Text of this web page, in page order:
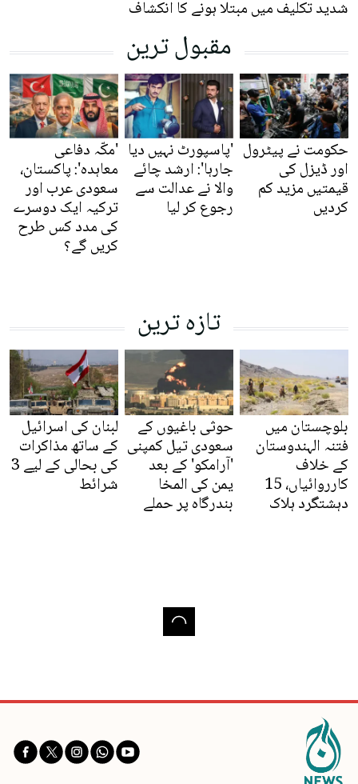
شدید تکلیف میں مبتلا ہونے کا انکشاف
مقبول ترین
حکومت نے پیٹرول
اور ڈیزل کی
قیمتیں مزید کم
کردیں
'پاسپورٹ نہیں دیا
جارہا': ارشد چائے
والا نے عدالت سے
رجوع کر لیا
'مکّہ دفاعی
معاہدہ': پاکستان،
سعودی عرب اور
ترکیہ ایک دوسرے
کی مدد کس طرح
کریں گے؟
تازہ ترین
بلوچستان میں
فتنہ الہندوستان
کے خلاف
کارروائیاں، 15
دہشتگرد ہلاک
حوثی باغیوں کے
سعودی تیل کمپنی
'آرامکو' کے بعد
یمن کی المخا
بندرگاہ پر حملے
لبنان کی اسرائیل
کے ساتھ مذاکرات
کی بحالی کے لیے 3
شرائط